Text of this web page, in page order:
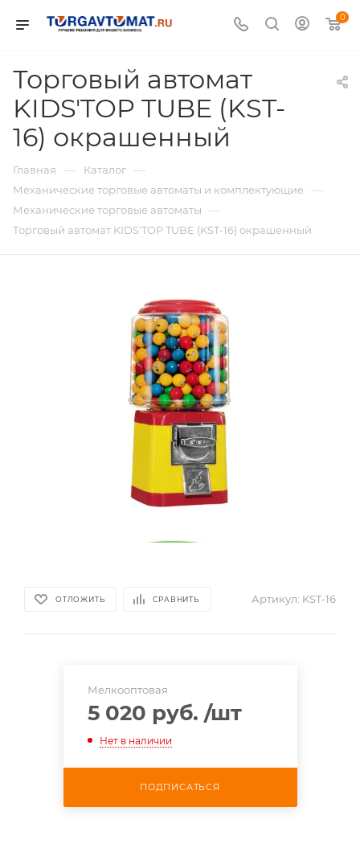
0
Торговый автомат
KIDS'TOP TUBE (KST-
16) окрашенный
Главная — Каталог —
Механические торговые автоматы и комплектующие —
Механические торговые автоматы —
Торговый автомат KIDS'TOP TUBE (KST-16) окрашенный
ОТЛОЖИТЬ СРАВНИТЬ Артикул: KST-16
Мелкооптовая
5 020 руб. /шт
Нет в наличии
ПОДПИСАТЬСЯ